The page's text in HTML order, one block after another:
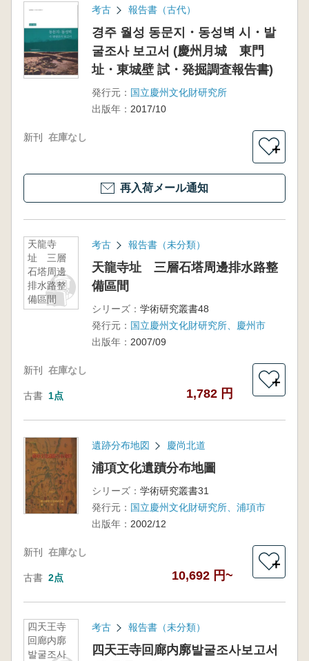
考古 報告書（古代）
경주 월성 동문지・동성벽 시・발
굴조사 보고서 (慶州月城 東門
址・東城壁 試・発掘調査報告書)
発行元： 国立慶州文化財研究所
出版年： 2017/10
新刊 在庫なし
＋
再入荷メール通知
天龍寺
址 三層
石塔周邊
排水路整
備區間
考古 報告書（未分類）
天龍寺址 三層石塔周邊排水路整
備區間
シリーズ： 学術研究叢書48
発行元： 国立慶州文化財研究所、慶州市
出版年： 2007/09
新刊 在庫なし
古書 1点 1,782 円
＋
遺跡分布地図 慶尚北道
浦項文化遺蹟分布地圖
シリーズ： 学術研究叢書31
発行元： 国立慶州文化財研究所、浦項市
出版年： 2002/12
新刊 在庫なし
古書 2点 10,692 円~
＋
四天王寺
回廊内廓
발굴조사
考古 報告書（未分類）
四天王寺回廊内廓발굴조사보고서